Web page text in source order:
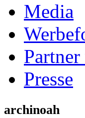
Media
Presse
archinoah